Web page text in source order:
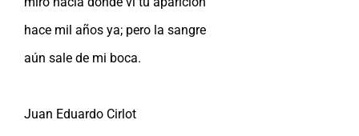
hace mil años ya; pero la sangre
aún sale de mi boca.
Juan Eduardo Cirlot